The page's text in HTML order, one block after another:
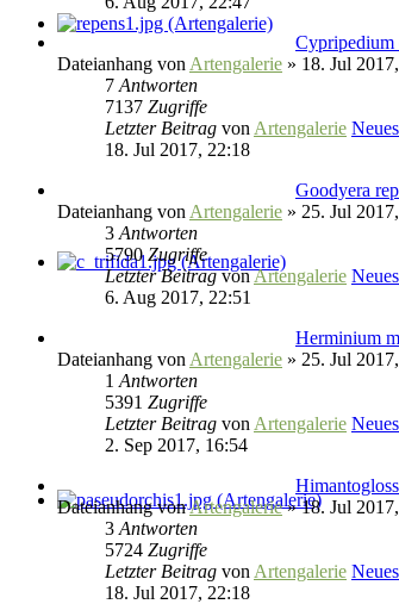
Cypripedium
Dateianhang von Artengalerie » 18. Jul
7 Antworten
7137 Zugriffe
Letzter Beitrag von Artengalerie
18. Jul 2017, 22:18
Goodyera
Dateianhang von Artengalerie » 25. Jul
3 Antworten
5790Zugriffe
Letzter BeitragvonArtengalerie
6. Aug 2017, 22:51
Herminium
Dateianhang von Artengalerie » 25. Jul
1 Antworten
5391 Zugriffe
Letzter Beitrag von Artengalerie
2. Sep 2017, 16:54
DateianhangvonArtengalerie» 18. Jul
3 Antworten
5724 Zugriffe
Letzter Beitrag von Artengalerie
18. Jul 2017, 22:18